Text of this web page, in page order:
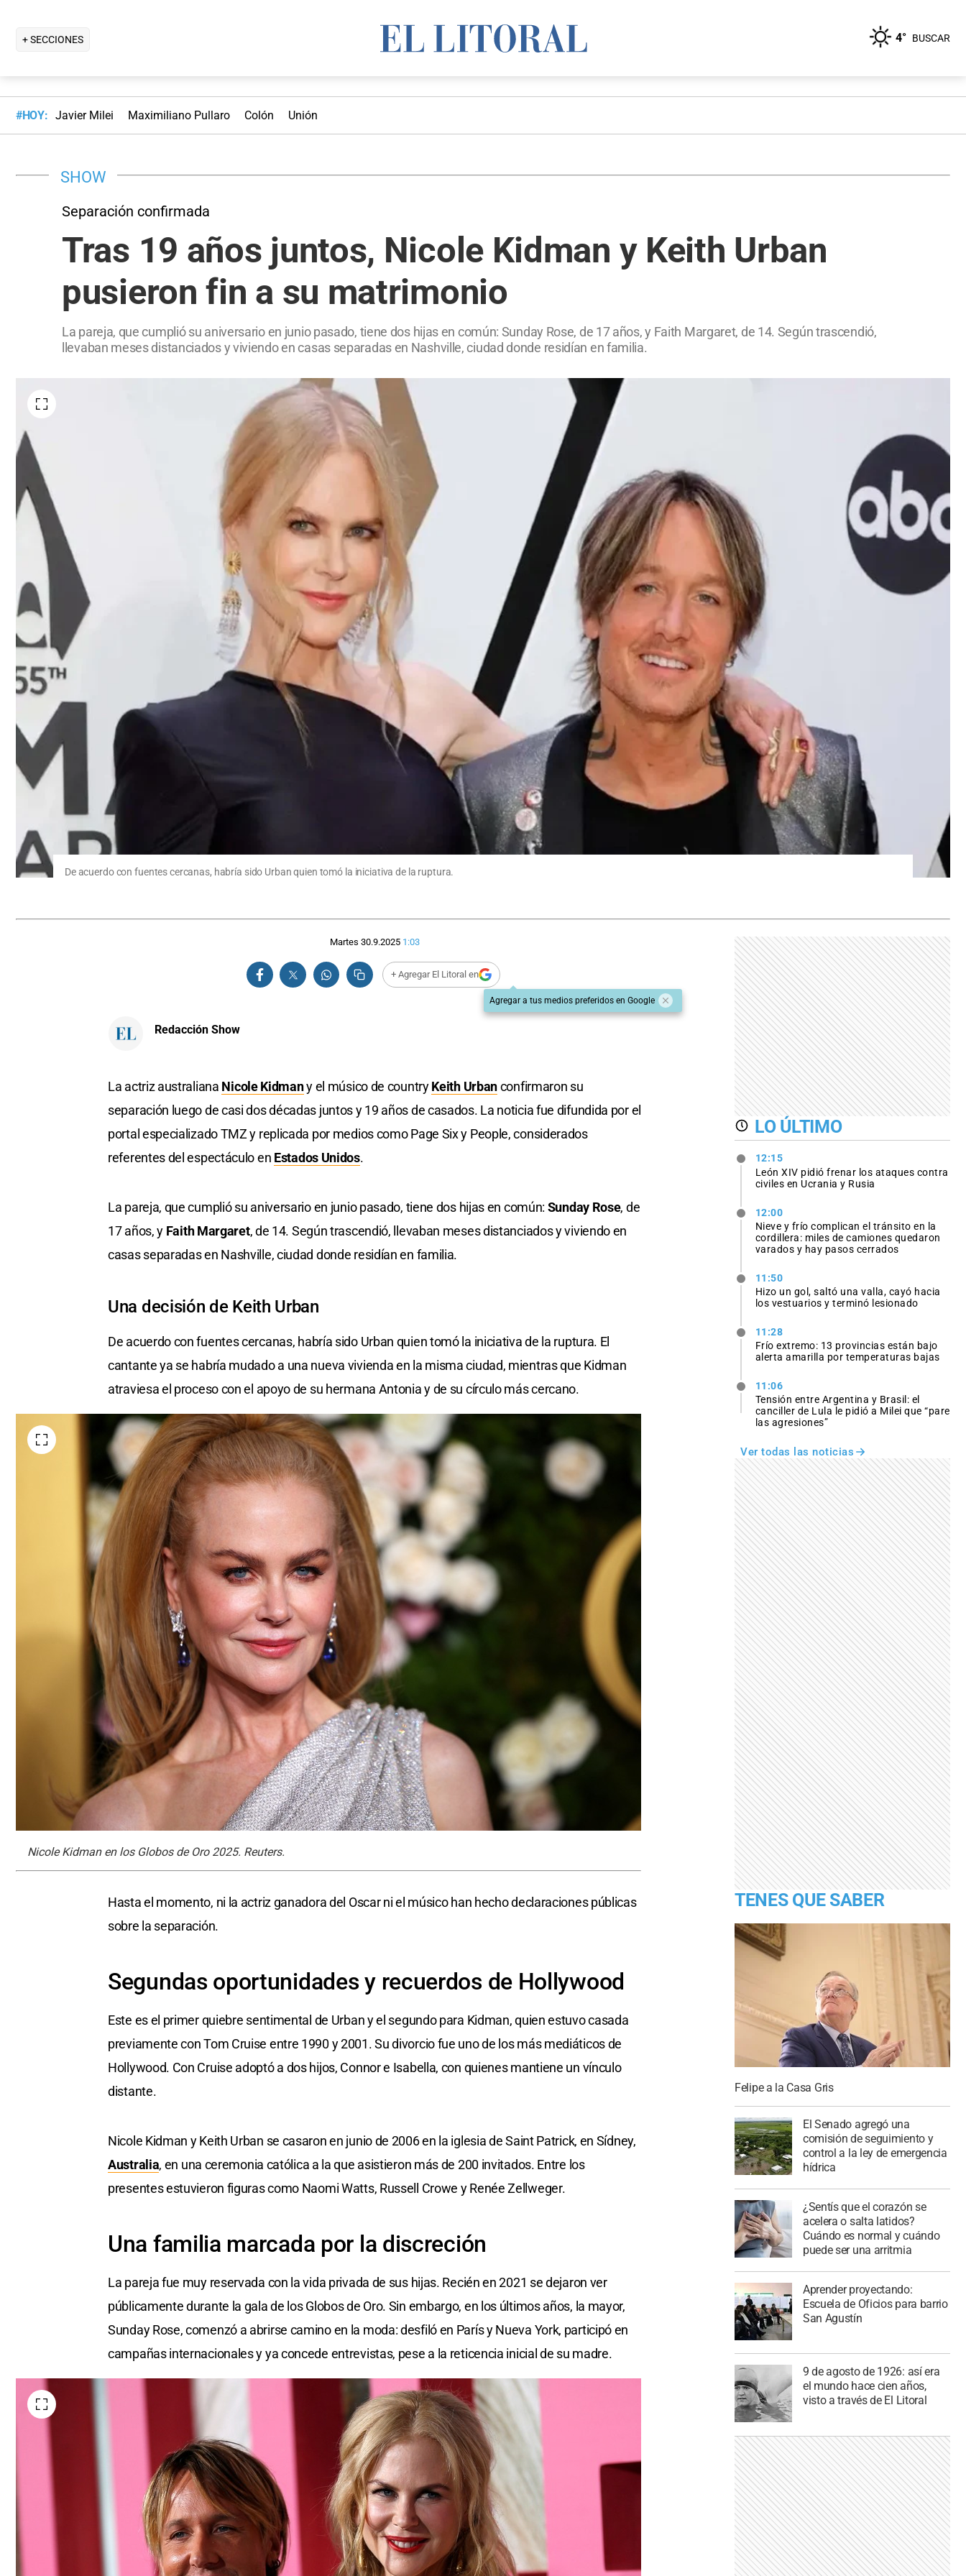
+ SECCIONES 4° BUSCAR
#HOY: Javier Milei Maximiliano Pullaro Colón Unión
SHOW
Separación confirmada
Tras 19 años juntos, Nicole Kidman y Keith Urban
pusieron fin a su matrimonio
La pareja, que cumplió su aniversario en junio pasado, tiene dos hijas en común: Sunday Rose, de 17 años, y Faith Margaret, de 14. Según trascendió,
llevaban meses distanciados y viviendo en casas separadas en Nashville, ciudad donde residían en familia.
De acuerdo con fuentes cercanas, habría sido Urban quien tomó la iniciativa de la ruptura.
Martes 30.9.2025 1:03
+ Agregar El Litoral en
Agregar a tus medios preferidos en Google
Redacción Show
La actriz australiana Nicole Kidmany el músico de countryKeith Urbanconfirmaron su
separación luego de casi dos décadas juntos y 19 años de casados. La noticia fue difundida por el
portal especializado TMZ y replicada por medios como Page Six y People, considerados
referentes del espectáculo en Estados Unidos.
La pareja, que cumplió su aniversario en junio pasado, tiene dos hijas en común: Sunday Rose, de
17 años, y Faith Margaret, de 14. Según trascendió, llevaban meses distanciados y viviendo en
casas separadas en Nashville, ciudad donde residían en familia.
Una decisión de Keith Urban
De acuerdo con fuentes cercanas, habría sido Urban quien tomó la iniciativa de la ruptura. El
cantante ya se habría mudado a una nueva vivienda en la misma ciudad, mientras que Kidman
atraviesa el proceso con el apoyo de su hermana Antonia y de su círculo más cercano.
Nicole Kidman en los Globos de Oro 2025. Reuters.
Hasta el momento, ni la actriz ganadora del Oscar ni el músico han hecho declaraciones públicas
sobre la separación.
Segundas oportunidades y recuerdos de Hollywood
Este es el primer quiebre sentimental de Urban y el segundo para Kidman, quien estuvo casada
previamente con Tom Cruise entre 1990 y 2001. Su divorcio fue uno de los más mediáticos de
Hollywood. Con Cruise adoptó a dos hijos, Connor e Isabella, con quienes mantiene un vínculo
distante.
Nicole Kidman y Keith Urban se casaron en junio de 2006 en la iglesia de Saint Patrick, en Sídney,
Australia, en una ceremonia católica a la que asistieron más de 200 invitados. Entre los
presentes estuvieron figuras como Naomi Watts, Russell Crowe y Renée Zellweger.
Una familia marcada por la discreción
La pareja fue muy reservada con la vida privada de sus hijas. Recién en 2021 se dejaron ver
públicamente durante la gala de los Globos de Oro. Sin embargo, en los últimos años, la mayor,
Sunday Rose, comenzó a abrirse camino en la moda: desfiló en París y Nueva York, participó en
campañas internacionales y ya concede entrevistas, pese a la reticencia inicial de su madre.
LO ÚLTIMO
12:15
León XIV pidió frenar los ataques contra
civiles en Ucrania y Rusia
12:00
Nieve y frío complican el tránsito en la
cordillera: miles de camiones quedaron
varados y hay pasos cerrados
11:50
Hizo un gol, saltó una valla, cayó hacia
los vestuarios y terminó lesionado
11:28
Frío extremo: 13 provincias están bajo
alerta amarilla por temperaturas bajas
11:06
Tensión entre Argentina y Brasil: el
canciller de Lula le pidió a Milei que “pare
las agresiones”
Ver todas las noticias
TENES QUE SABER
Felipe a la Casa Gris
El Senado agregó una
comisión de seguimiento y
control a la ley de emergencia
hídrica
¿Sentís que el corazón se
acelera o salta latidos?
Cuándo es normal y cuándo
puede ser una arritmia
Aprender proyectando:
Escuela de Oficios para barrio
San Agustín
9 de agosto de 1926: así era
el mundo hace cien años,
visto a través de El Litoral